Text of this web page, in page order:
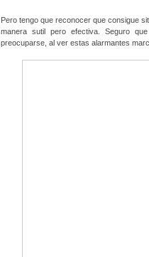
Pero tengo que reconocer que consigue
manera sutil pero efectiva. Seguro
preocuparse, al ver estas alarmantes